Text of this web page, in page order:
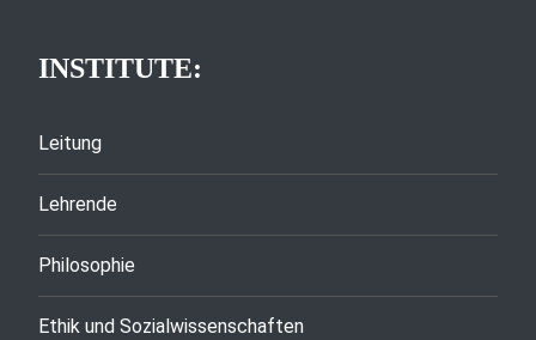
INSTITUTE:
Leitung
Lehrende
Philosophie
Ethik und Sozialwissenschaften